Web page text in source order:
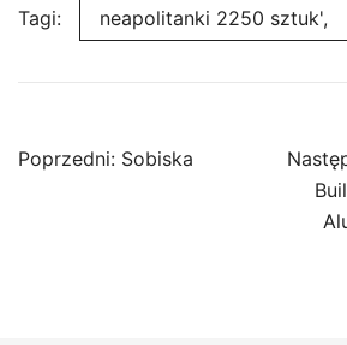
Tagi: neapolitanki 2250 sztuk',
Nawigacja
Poprzedni: Sobiska